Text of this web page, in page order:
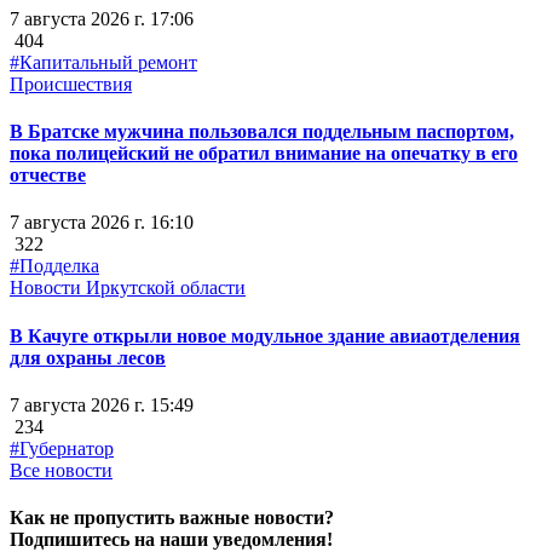
7 августа 2026 г. 17:06
404
#Капитальный ремонт
Происшествия
В Братске мужчина пользовался поддельным паспортом,
пока полицейский не обратил внимание на опечатку в его
отчестве
7 августа 2026 г. 16:10
322
#Подделка
Новости Иркутской области
В Качуге открыли новое модульное здание авиаотделения
для охраны лесов
7 августа 2026 г. 15:49
234
#Губернатор
Все новости
Как не пропустить важные новости?
Подпишитесь на наши уведомления!